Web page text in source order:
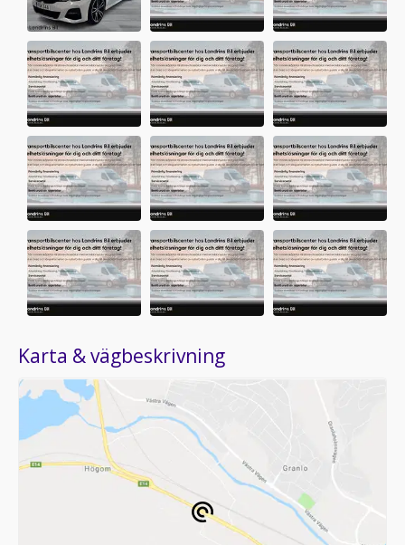
Karta & vägbeskrivning